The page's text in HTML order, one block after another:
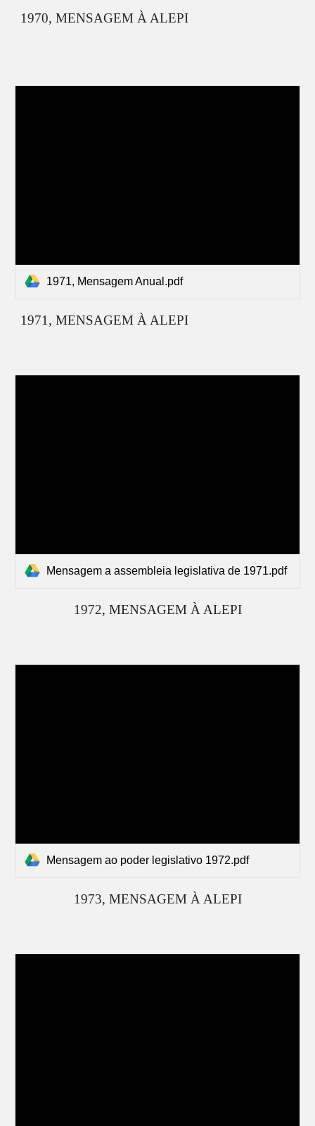
1970, MENSAGEM À ALEPI
1971, Mensagem Anual.pdf
1971 , MENSAGEM À ALEPI
Mensagem a assembleia legislativa de 1971.pdf
1972, MENSAGEM À ALEPI
Mensagem ao poder legislativo 1972.pdf
1973, MENSAGEM À ALEPI